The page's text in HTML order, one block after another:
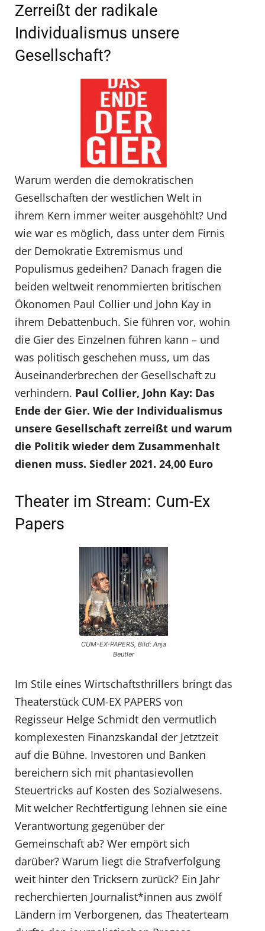
Zerreißt der radikale
Individualismus unsere
Gesellschaft?
Warum werden die demokratischen
Gesellschaften der westlichen Welt in
ihrem Kern immer weiter ausgehöhlt? Und
wie war es möglich, dass unter dem Firnis
der Demokratie Extremismus und
Populismus gedeihen? Danach fragen die
beiden weltweit renommierten britischen
Ökonomen Paul Collier und John Kay in
ihrem Debattenbuch. Sie führen vor, wohin
die Gier des Einzelnen führen kann – und
was politisch geschehen muss, um das
Auseinanderbrechen der Gesellschaft zu
verhindern. Paul Collier, John Kay: Das
Ende der Gier. Wie der Individualismus
unsere Gesellschaft zerreißt und warum
die Politik wieder dem Zusammenhalt
dienen muss. Siedler 2021. 24,00 Euro
Theater im Stream: Cum-Ex
Papers
CUM-EX-PAPERS, Bild: Anja
Beutler
Im Stile eines Wirtschaftsthrillers bringt das
Theaterstück CUM-EX PAPERS von
Regisseur Helge Schmidt den vermutlich
komplexesten Finanzskandal der Jetztzeit
auf die Bühne. Investoren und Banken
bereichern sich mit phantasievollen
Steuertricks auf Kosten des Sozialwesens.
Mit welcher Rechtfertigung lehnen sie eine
Verantwortung gegenüber der
Gemeinschaft ab? Wer empört sich
darüber? Warum liegt die Strafverfolgung
weit hinter den Tricksern zurück? Ein Jahr
recherchierten Journalist*innen aus zwölf
Ländern im Verborgenen, das Theaterteam